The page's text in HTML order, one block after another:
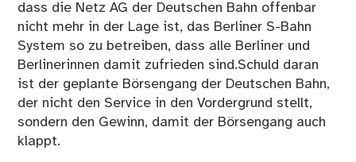
dass die Netz AG der Deutschen Bahn offenbar
nicht mehr in der Lage ist, das Berliner S-Bahn
System so zu betreiben, dass alle Berliner und
Berlinerinnen damit zufrieden sind.Schuld daran
ist der geplante Börsengang der Deutschen Bahn,
der nicht den Service in den Vordergrund stellt,
sondern den Gewinn, damit der Börsengang auch
klappt.